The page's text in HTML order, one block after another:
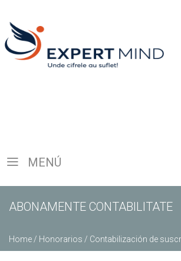
MENÚ
ABONAMENTE CONTABILITATE
Home / Honorarios / Contabilización de